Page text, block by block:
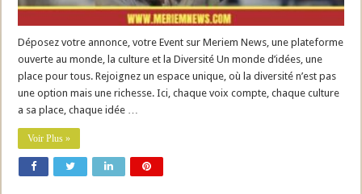
Déposez votre annonce, votre Event sur Meriem News, une plateforme
ouverte au monde, la culture et la Diversité Un monde d’idées, une
place pour tous. Rejoignez un espace unique, où la diversité n’est pas
une option mais une richesse. Ici, chaque voix compte, chaque culture
a sa place, chaque idée …
Voir Plus »